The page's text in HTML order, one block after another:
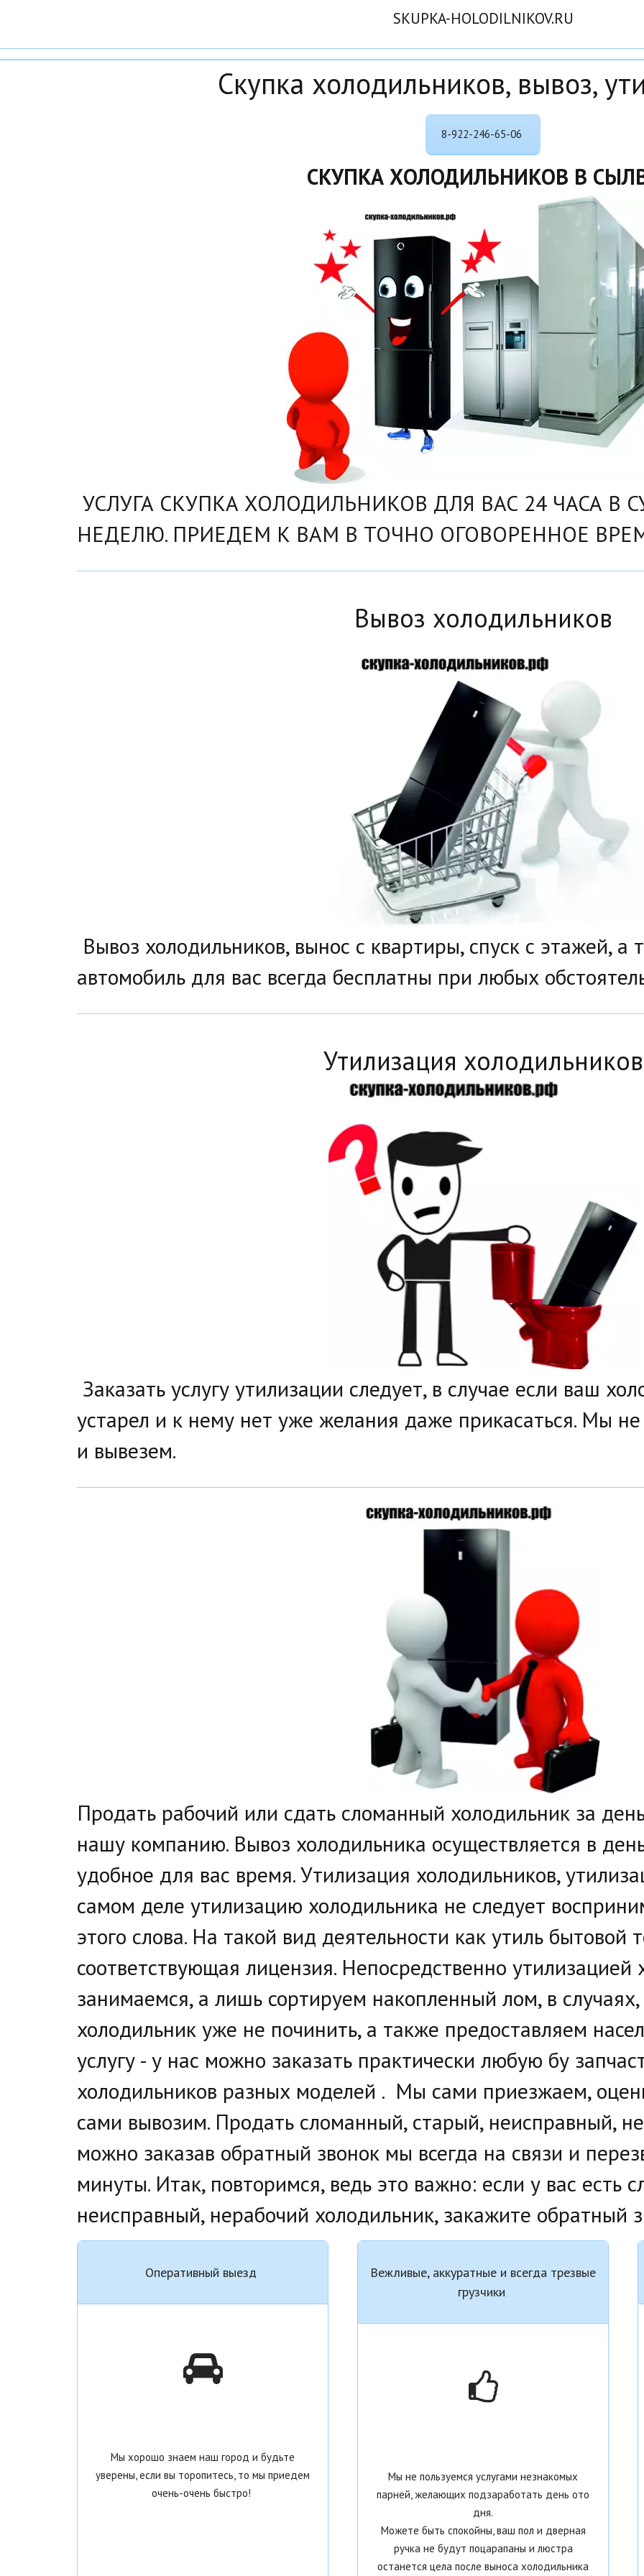
SKUPKA-HOLODILNIKOV.RU
Скупка холодильников, вывоз,
8-922-246-65-06
СКУПКА ХОЛОДИЛЬНИКОВ В
УСЛУГА СКУПКА ХОЛОДИЛЬНИКОВ ДЛЯ ВАС 24 ЧАСА В
НЕДЕЛЮ. ПРИЕДЕМ К ВАМ В ТОЧНО ОГОВОРЕННОЕ
Вывоз холодильников
Вывоз холодильников, вынос с квартиры, спуск с этажей, а
автомобиль для вас всегда бесплатны при любых
Утилизация холодильников
Заказать услугу утилизации следует, в случае если ваш
устарел и к нему нет уже желания даже прикасаться. Мы
и вывезем.
­Продать рабочий или сдать сломанный холодильник за
нашу компанию. Вывоз холодильника осуществляется в
удобное для вас время. Утилизация холодильников,
самом деле утилизацию холодильника не следует
этого слова. На такой вид деятельности как утиль бытовой
соответствующая лицензия. Непосредственно
занимаемся, а лишь сортируем накопленный лом, в
холодильник уже не починить, а также предоставляем
услугу - у нас можно заказать практически любую бу
холодильников разных моделей .  Мы сами приезжаем,
сами вывозим. Продать сломанный, старый, неисправный,
можно заказав обратный звонок мы всегда на связи и
минуты. Итак, повторимся, ведь это важно: если у вас есть
неисправный, нерабочий холодильник, закажите обратный
Оперативный выезд
Мы хорошо знаем наш город и будьте
уверены, если вы торопитесь, то мы приедем
очень-очень быстро!
Вежливые, аккуратные и всегда трезвые
грузчики
Мы не пользуемся услугами незнакомых
парней, желающих подзаработать день ото
дня.
Можете быть спокойны, ваш пол и дверная
ручка не будут поцарапаны и люстра
останется цела после выноса холодильника